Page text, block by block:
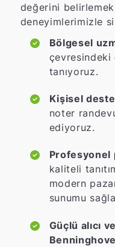
değerini
deneyimlerimizle
Bölgesel
çevresindeki
tanıyoruz.
Kişisel
noter
ediyoruz.
Profesyonel
kaliteli
modern
sunumu
Güçlü alıcı